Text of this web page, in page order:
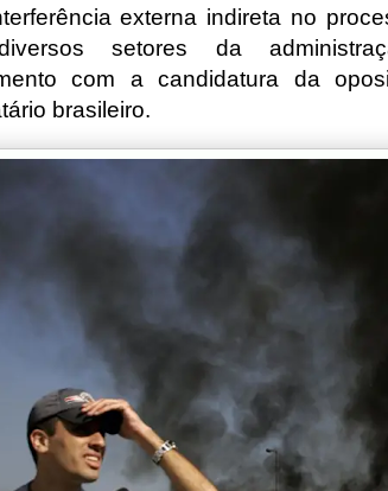
externa indireta no
setores da
com a candidatura da
brasileiro.